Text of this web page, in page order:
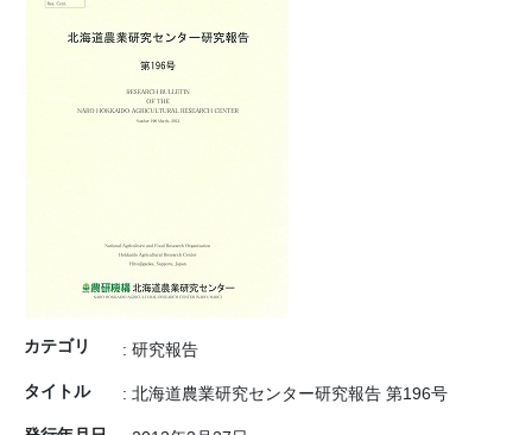
カテゴリ : 研究報告
タイトル : 北海道農業研究センター研究報告 第196号